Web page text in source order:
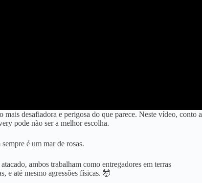
desafiadora e perigosa do que parece. Neste vídeo, conto a
pode não ser a melhor escolha.
é um mar de rosas.
ambos trabalham como entregadores em terras
e até mesmo agressões físicas. 🤯